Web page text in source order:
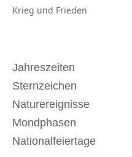
Krieg und Frieden
Jahreszeiten
Sternzeichen
Naturereignisse
Mondphasen
Nationalfeiertage